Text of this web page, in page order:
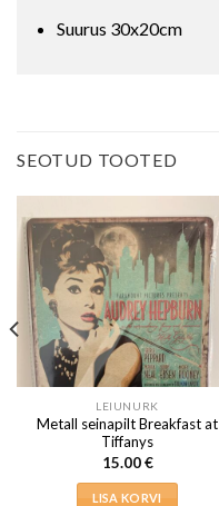
Suurus 30x20cm
SEOTUD TOOTED
LEIUNURK
Metall seinapilt Breakfast at
Tiffanys
15.00€
LISA KORVI